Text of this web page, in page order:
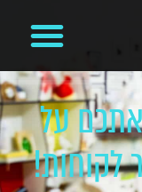
אתכם על
לקוחות!